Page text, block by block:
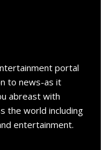
portal
to news-as it
abreast with
the world including
entertainment.